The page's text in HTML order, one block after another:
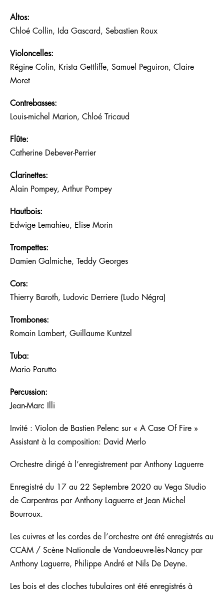
Altos:
Chloé Collin, Ida Gascard, Sebastien Roux
Violoncelles:
Régine Colin, Krista Gettliffe, Samuel Peguiron, Claire
Moret
Contrebasses:
Louis-michel Marion, Chloé Tricaud
Flûte:
Catherine Debever-Perrier
Clarinettes:
Alain Pompey, Arthur Pompey
Hautbois:
Edwige Lemahieu, Elise Morin
Trompettes:
Damien Galmiche, Teddy Georges
Cors:
Thierry Baroth, Ludovic Derriere (Ludo Négra)
Trombones:
Romain Lambert, Guillaume Kuntzel
Tuba:
Mario Parutto
Percussion:
Jean-Marc Illi
Invité : Violon de Bastien Pelenc sur « A Case Of Fire »
Assistant à la composition: David Merlo
Orchestre dirigé à l’enregistrement par Anthony Laguerre
Enregistré du 17 au 22 Septembre 2020 au Vega Studio
de Carpentras par Anthony Laguerre et Jean Michel
Bourroux.
Les cuivres et les cordes de l’orchestre ont été enregistrés au
CCAM / Scène Nationale de Vandoeuvre-lès-Nancy par
Anthony Laguerre, Philippe André et Nils De Deyne.
Les bois et des cloches tubulaires ont été enregistrés à